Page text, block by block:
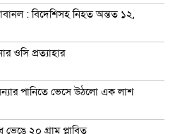
: বিদেশিসহ নিহত অন্তত ১২,
ওসি প্রত্যাহার
পানিতে ভেসে উঠলো এক লাশ
২০ গ্রাম প্লাবিত